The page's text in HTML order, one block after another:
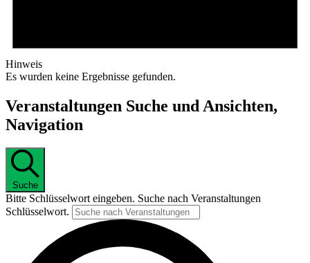
Hinweis
Es wurden keine Ergebnisse gefunden.
Veranstaltungen Suche und Ansichten,
Navigation
Suche
Bitte Schlüsselwort eingeben. Suche nach Veranstaltungen
Schlüsselwort.